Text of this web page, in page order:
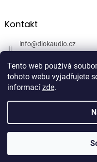
Tento web používá
tohoto webu vyjadřujete
informací zde.
Kontakt
info@diokaudio.cz
DiokAudio.cz - Hifi